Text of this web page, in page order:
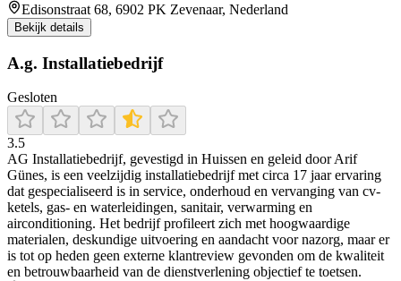
Edisonstraat 68, 6902 PK Zevenaar, Nederland
Bekijk details
A.g. Installatiebedrijf
Gesloten
3.5
AG Installatiebedrijf, gevestigd in Huissen en geleid door Arif
Günes, is een veelzijdig installatiebedrijf met circa 17 jaar ervaring
dat gespecialiseerd is in service, onderhoud en vervanging van cv-
ketels, gas- en waterleidingen, sanitair, verwarming en
airconditioning. Het bedrijf profileert zich met hoogwaardige
materialen, deskundige uitvoering en aandacht voor nazorg, maar er
is tot op heden geen externe klantreview gevonden om de kwaliteit
en betrouwbaarheid van de dienstverlening objectief te toetsen.